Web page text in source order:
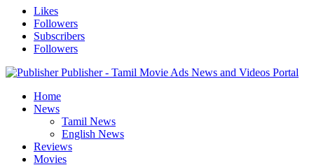
Likes
Followers
Subscribers
Followers
Publisher - Tamil Movie Ads News and Videos Portal
Home
News
Tamil News
English News
Reviews
Movies